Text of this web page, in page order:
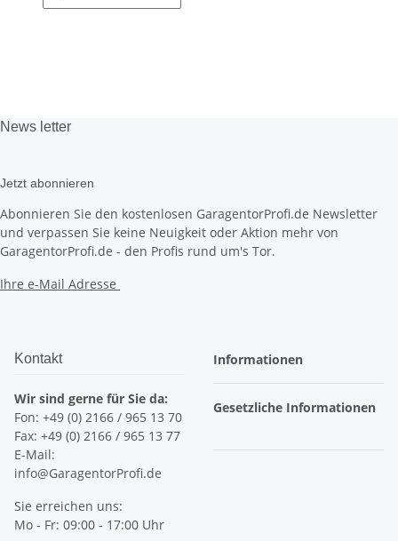
News letter
Jetzt abonnieren
Abonnieren Sie den kostenlosen GaragentorProfi.de Newsletter
und verpassen Sie keine Neuigkeit oder Aktion mehr von
GaragentorProfi.de - den Profis rund um's Tor.
Ihre e-Mail Adresse
Kontakt
Wir sind gerne für Sie da:
Fon: +49 (0) 2166 / 965 13 70
Fax: +49 (0) 2166 / 965 13 77
E-Mail:
info@GaragentorProfi.de
Sie erreichen uns:
Mo - Fr: 09:00 - 17:00 Uhr
Informationen
Gesetzliche Informationen